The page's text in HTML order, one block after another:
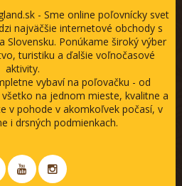
- Sme online poľovnícky svet
najväčšie internetové obchody s
Ponúkame široký výber
turistiku a ďalšie voľnočasové
aktivity.
vybaví na poľovačku - od
na jednom mieste, kvalitne a
v pohode v akomkoľvek počasí, v
i drsných podmienkach.